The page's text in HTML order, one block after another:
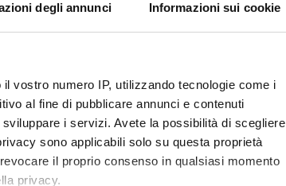
degli annunci Informazioni sui cookie
vostro numero IP, utilizzando tecnologie come i
al fine di pubblicare annunci e contenuti
i servizi. Avete la possibilità di scegliere
sono applicabili solo su questa proprietà
il proprio consenso in qualsiasi momento
privacy.